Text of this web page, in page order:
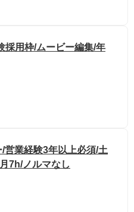
採用枠/ムービー編集/年
営業経験3年以上必須/土
7h/ノルマなし